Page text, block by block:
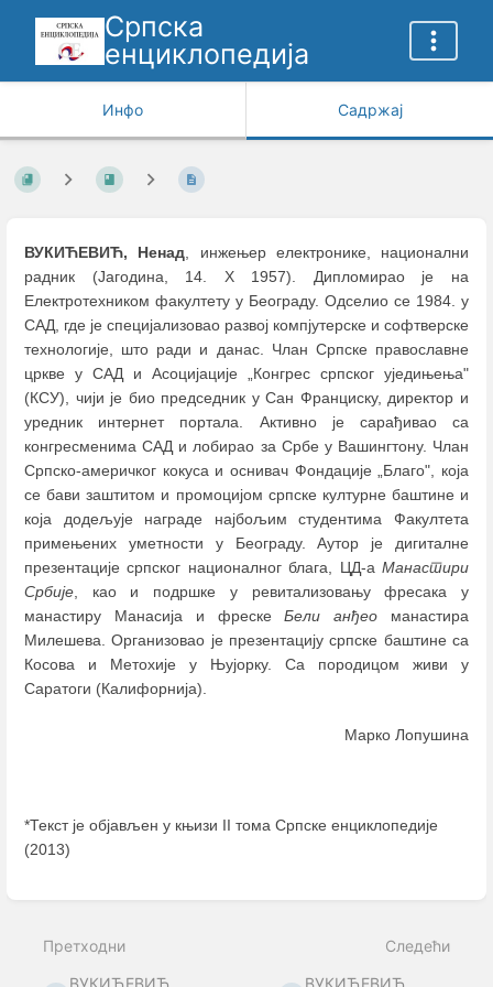
Српска
енциклопедија
Инфо Садржај
ВУКИЋЕВИЋ, Ненад, инжењер електронике, национални
радник (Јагодина, 14. Х 1957). Дипломирао је на
Електротехником факултету у Београду. Одселио се 1984. у
САД, где је специјализовао развој компјутерске и софтверске
технологије, што ради и данас. Члан Српске православне
цркве у САД и Асоцијације „Конгрес српског уједињења"
(КСУ), чији је био председник у Сан Франциску, директор и
уредник интернет портала. Активно је сарађивао са
конгресменима САД и лобирао за Србе у Вашингтону. Члан
Српско-америчког кокуса и оснивач Фондације „Благо", која
се бави заштитом и промоцијом српске културне баштине и
која додељује награде најбољим студентима Факултета
примењених уметности у Београду. Аутор је дигиталне
презентације српског националног блага, ЦД-а Манастири
Србије, као и подршке у ревитализовању фресака у
манастиру Манасија и фрескеБели анђеo манастира
Милешева. Организовао је презентацију српске баштине са
Косова и Метохије у Њујорку. Са породицом живи у
Саратоги (Калифорнија).
Марко Лопушина
*Текст је објављен у књизи II тома Српске енциклопедије
(2013)
mode
Претходни
Следећи